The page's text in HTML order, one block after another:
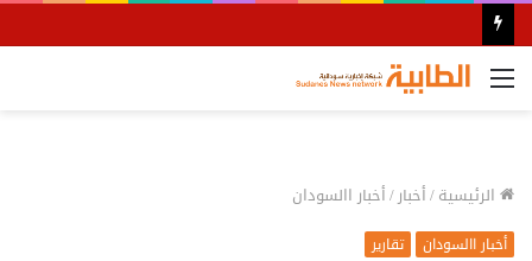
القائمة
الرئيسية/أخبار/أخبار االسودان
أخبار االسودان تقارير